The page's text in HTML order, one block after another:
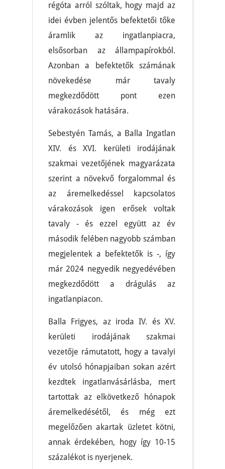
régóta arról szóltak, hogy majd az
idei évben jelentős befektetői tőke
áramlik az ingatlanpiacra,
elsősorban az állampapírokból.
Azonban a befektetők számának
növekedése már tavaly
megkezdődött pont ezen
várakozások hatására.
Sebestyén Tamás, a Balla Ingatlan
XIV. és XVI. kerületi irodájának
szakmai vezetőjének magyarázata
szerint a növekvő forgalommal és
az áremelkedéssel kapcsolatos
várakozások igen erősek voltak
tavaly - és ezzel együtt az év
második felében nagyobb számban
megjelentek a befektetők is -, így
már 2024 negyedik negyedévében
megkezdődött a drágulás az
ingatlanpiacon.
Balla Frigyes, az iroda IV. és XV.
kerületi irodájának szakmai
vezetője rámutatott, hogy a tavalyi
év utolsó hónapjaiban sokan azért
kezdtek ingatlanvásárlásba, mert
tartottak az elkövetkező hónapok
áremelkedésétől, és még ezt
megelőzően akartak üzletet kötni,
annak érdekében, hogy így 10-15
százalékot is nyerjenek.